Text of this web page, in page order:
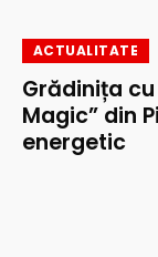
ACTUALITATE
Grădinița
Magic” din
energetic